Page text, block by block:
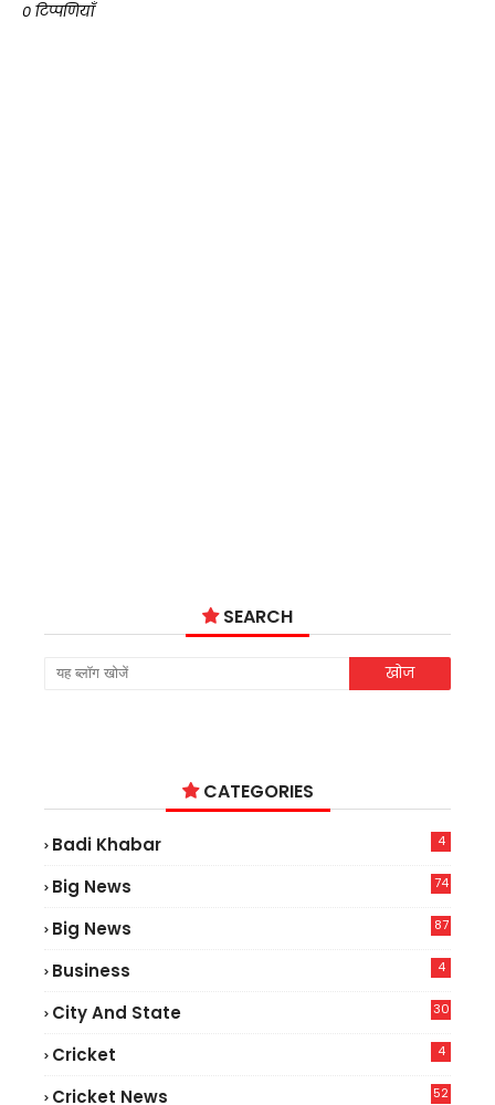
0 टिप्पणियाँ
SEARCH
CATEGORIES
Badi Khabar 4
Big News
74
Big News
87
Business 4
City And State 30
Cricket 4
Cricket News
52